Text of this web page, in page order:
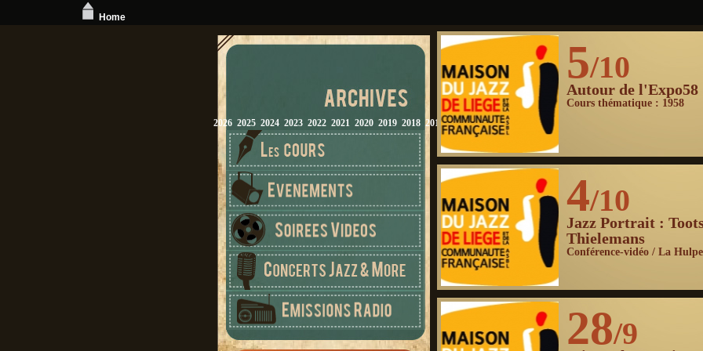
2026 2025 2024 2023 2022 2021 2020 2019 2018 2017 2016 2015 2014 2012
5/10
Autour de l'Expo58
Cours thématique : 1958
4/10
Jazz Portrait :
Thielemans
Conférence-vidéo / La Hulpe
28/9
Home